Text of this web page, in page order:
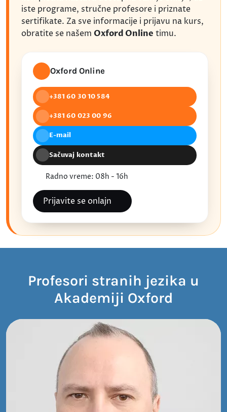
iste programe, stručne profesore i priznate
sertifikate. Za sve informacije i prijavu na kurs,
obratite se našem Oxford Online timu.
Oxford Online
+381 60 30 10 584
+381 60 023 00 96
E-mail
Sačuvaj kontakt
Radno vreme: 08h - 16h
Prijavite se onlajn
Profesori stranih jezika u
Akademiji Oxford